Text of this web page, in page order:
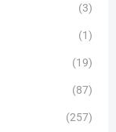
(3)
(1)
(19)
(87)
(257)